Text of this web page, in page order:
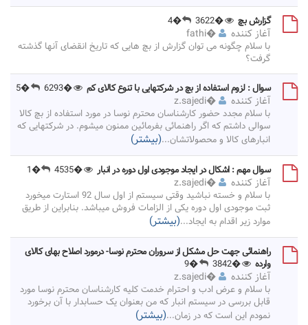
گزارش بچ �3622
�4
آغاز کننده �
fathi
با سلام چگونه می توان گزارش از بچ هایی که تاریخ انقضای آنها گذشته
گرفت؟
سوال : لزوم استفاده از بچ در شرکتهایی با تنوع کالای کم
�6293
�5
آغاز کننده �
z.sajedi
با سلام مجدد حضور کارشناسان محترم نوسا در مورد استفاده از بچ کالا
سوالی داشتم که اگر راهنمائی بفرمائین ممنون میشوم. در شرکتهایی که
انبارهای کالا و محصولاتشان...(بیشتر)
سوال مهم : اشکال در ایجاد موجودی اول دوره در انبار �4535
�1
آغاز کننده �
z.sajedi
با سلام و خسته نباشید وقتی سیستم از اول سال 92 استارت میخورد
ثبت موجودی اول دوره یکی از الزامات فروش میباشد. بنابراین از طریق
موارد زیر اقدام به ایجاد...(بیشتر)
راهنمائی جهت حل مشکل از سروران محترم نوسا- درمورد اصلاح بهای کالای
وارده
�3842
�9
آغاز کننده �
z.sajedi
با سلام و عرض ادب و احترام خدمت کلیه کارشناسان محترم نوسا مورد
قابل بررسی در سیستم انبار که من بعنوان یک حسابدار با آن برخورد
نمودم این است که در زمان...(بیشتر)